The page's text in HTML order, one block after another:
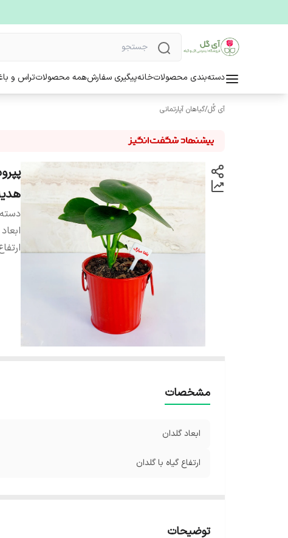
دسته‌بندی محصولاتخانهپیگیری سفارشهمه محصولاتتراس و
آی گُل/گیاهان آپارتمانی
مشخصات
ابعاد گلدان
ارتفاع گیاه با گلدان
توضیحات